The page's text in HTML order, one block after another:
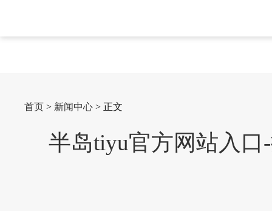
首页 > 新闻中心 > 正文
半岛tiyu官方网站入口